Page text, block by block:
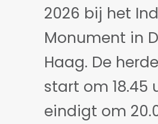
2026 bij het
Monument in
Haag. De
start om 18.45
eindigt om